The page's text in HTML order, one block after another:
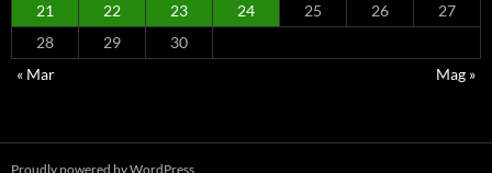
21
22 23 24 25 26
27
28
29
30
« Mar
Mag »
Proudly powered by WordPress